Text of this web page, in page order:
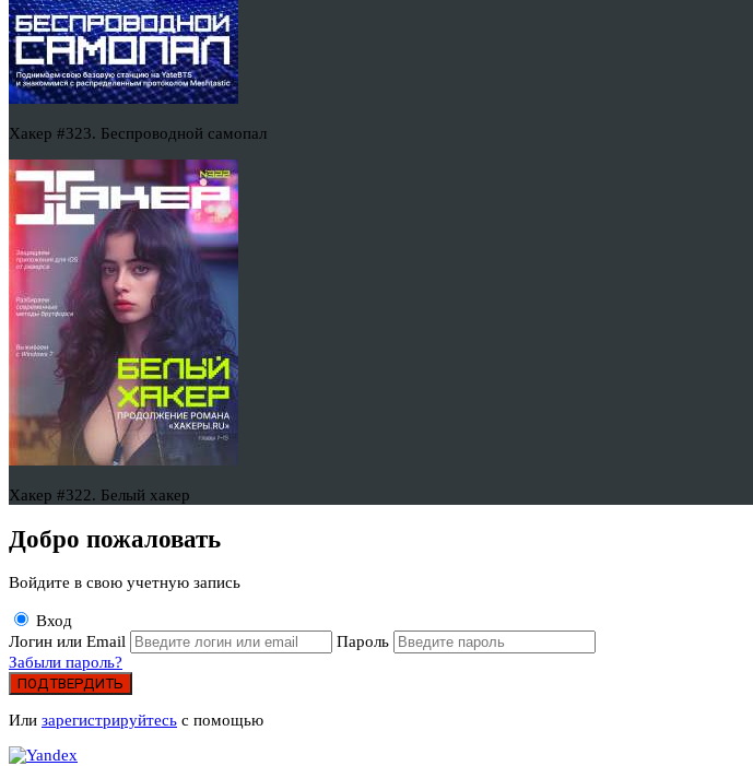
Хакер #323. Беспроводной самопал
Хакер #322. Белый хакер
Добро пожаловать
Войдите в свою учетную запись
Вход
Логин или Email
Пароль
Забыли пароль?
ПОДТВЕРДИТЬ
Или зарегистрируйтесь с помощью